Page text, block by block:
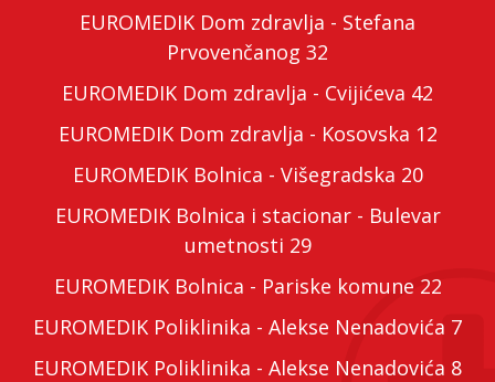
EUROMEDIK Dom zdravlja - Stefana
Prvovenčanog 32
EUROMEDIK Dom zdravlja - Cvijićeva 42
EUROMEDIK Dom zdravlja - Kosovska 12
EUROMEDIK Bolnica - Višegradska 20
EUROMEDIK Bolnica i stacionar - Bulevar
umetnosti 29
EUROMEDIK Bolnica - Pariske komune 22
EUROMEDIK Poliklinika - Alekse Nenadovića 7
EUROMEDIK Poliklinika - Alekse Nenadovića 8